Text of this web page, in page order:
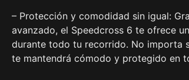
– Protección y comodidad sin igual:
avanzado, el Speedcross 6 te ofrece
durante todo tu recorrido. No importa
te mantendrá cómodo y protegido en